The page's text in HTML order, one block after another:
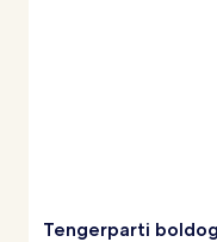
Tengerparti